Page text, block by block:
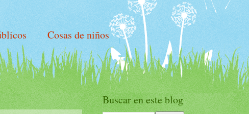
Cosas de niños
Buscar en este blog